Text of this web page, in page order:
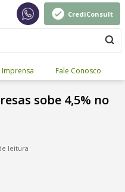
CrediConsult
Imprensa Fale Conosco
sobe 4,5% no
leitura